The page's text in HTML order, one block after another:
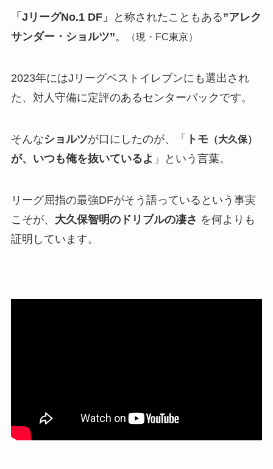
「JリーグNo.1 DF」 と称されたこともある”アレク
サンダー・ショルツ”。 （現・FC東京）
2023年にはJリーグベストイレブンにも選出され
た、対人守備に定評のあるセンターバックです。
そんなショルツが口にしたのが、「 トモ（大久保）
が、いつも俺を抜いているよ 」という言葉。
リーグ屈指の最強DFがそう語っているという事実
こそが、 大久保智明のドリブルの凄さ を何よりも
証明しています。